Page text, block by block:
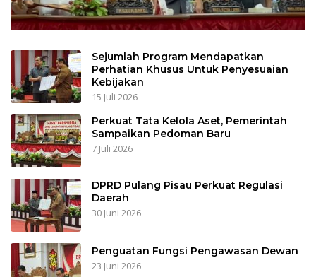
Sejumlah Program Mendapatkan
Perhatian Khusus Untuk Penyesuaian
Kebijakan
15 Juli 2026
Perkuat Tata Kelola Aset, Pemerintah
Sampaikan Pedoman Baru
7 Juli 2026
DPRD Pulang Pisau Perkuat Regulasi
Daerah
30 Juni 2026
Penguatan Fungsi Pengawasan Dewan
23 Juni 2026